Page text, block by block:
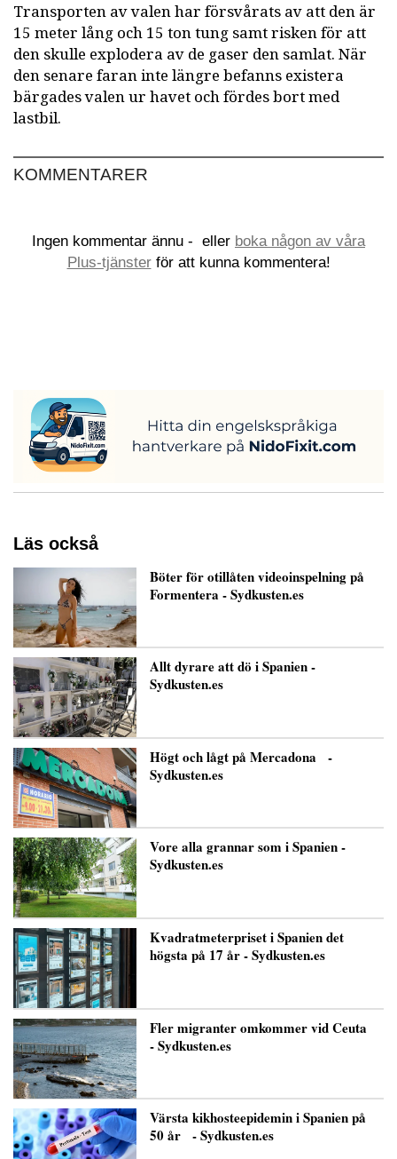
Transporten av valen har försvårats av att den är
15 meter lång och 15 ton tung samt risken för att
den skulle explodera av de gaser den samlat. När
den senare faran inte längre befanns existera
bärgades valen ur havet och fördes bort med
lastbil.
KOMMENTARER
Ingen kommentar ännu - eller boka någon av våra
Plus-tjänsterför att kunna kommentera!